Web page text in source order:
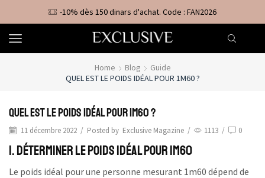
-10% dès 150 dinars d'achat. Code : FAN2026
Home Blog
Guide
QUEL EST LE POIDS IDÉAL POUR 1M60 ?
Quel est le poids idéal pour 1m60 ?
11 décembre 2022 / Posted by Exclusive Magazine / 1113 / 0
1. Déterminer le Poids Idéal pour 1m60
Le poids idéal pour une personne mesurant 1m60 dépend de